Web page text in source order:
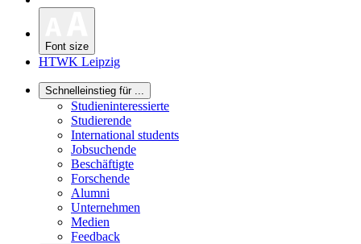
Font size
HTWK Leipzig
Schnelleinstieg für ...
Studieninteressierte
Studierende
International students
Jobsuchende
Beschäftigte
Forschende
Alumni
Unternehmen
Medien
Feedback